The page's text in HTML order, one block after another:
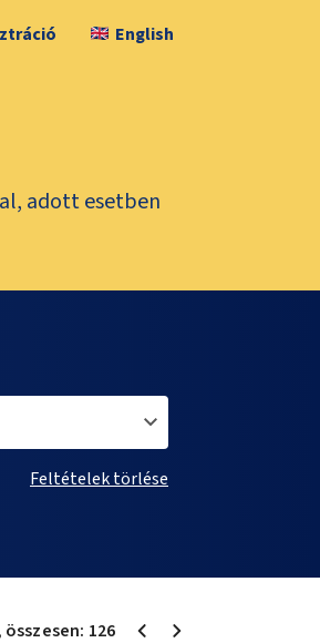
English
adott esetben
Feltételek törlése
összesen: 126